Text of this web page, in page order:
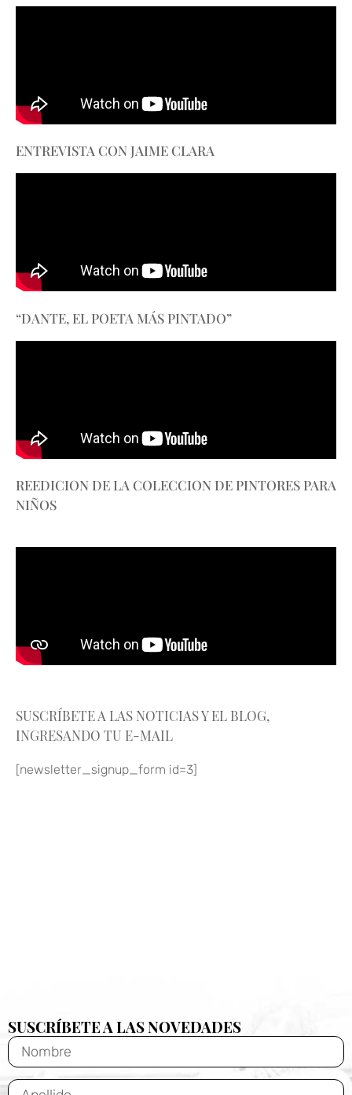
ENTREVISTA CON JAIME CLARA
“DANTE, EL POETA MÁS PINTADO”
REEDICION DE LA COLECCION DE PINTORES PARA
NIÑOS
SUSCRÍBETE A LAS NOTICIAS Y EL BLOG,
INGRESANDO TU E-MAIL
[newsletter_signup_form id=3]
SUSCRÍBETE A LAS NOVEDADES